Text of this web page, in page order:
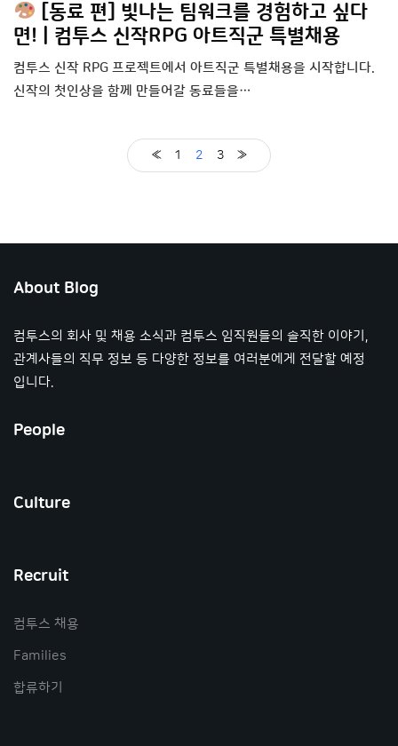
[동료 편] 빛나는 팀워크를 경험하고 싶다
면! | 컴투스 신작RPG 아트직군 특별채용
컴투스 신작 RPG 프로젝트에서 아트직군 특별채용을 시작합니다.
신작의 첫인상을 함께 만들어갈 동료들을…
« 1 2 3 »
About Blog
컴투스의 회사 및 채용 소식과 컴투스 임직원들의 솔직한 이야기,
관계사들의 직무 정보 등 다양한 정보를 여러분에게 전달할 예정
입니다.
People
Culture
Recruit
컴투스 채용
Families
합류하기